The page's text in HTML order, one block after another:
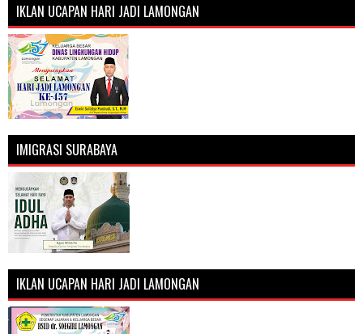
IKLAN UCAPAN HARI JADI LAMONGAN
IMIGRASI SURABAYA
IKLAN UCAPAN HARI JADI LAMONGAN